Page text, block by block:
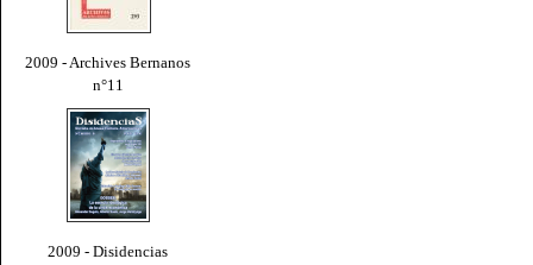
2009 - Archives Bernanos
n°11
2009 - Disidencias